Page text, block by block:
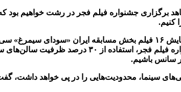
برگزاری جشنواره فیلم فجر در رشت خواهیم بود
کنیم.
سینما، محدودیت‌هایی را در پی خواهد داشت،